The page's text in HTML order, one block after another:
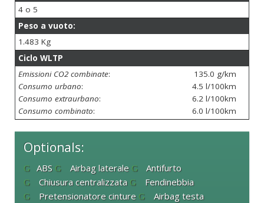
4 o 5
Peso a vuoto:
1.483 Kg
Ciclo WLTP
Emissioni CO2 combinate:
135.0 g/km
Consumo urbano:
4.5 l/100km
Consumo extraurbano:
6.2 l/100km
Consumo combinato: 6.0 l/100km
Optionals:
ABS Airbag laterale
Antifurto
Chiusura centralizzata
Fendinebbia
Pretensionatore cinture
Airbag testa